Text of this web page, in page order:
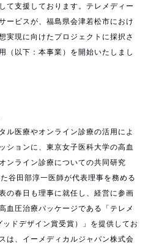
て支援しております。テレメディー
ービスが、福島県会津若松市におけ
実現に向けたプロジェクトに採択さ
以下：本事業）を開始いたしまし
ル医療やオンライン診療の活用によ
ションに、東京女子医科大学の高血
ンライン診療についての共同研究
谷田部淳一医師が代表理事を務める
の春日も理事に就任し、経営に参画
血圧治療パッケージである「テレメ
ドデザイン賞受賞）」を提供してお
は、イーメディカルジャパン株式会